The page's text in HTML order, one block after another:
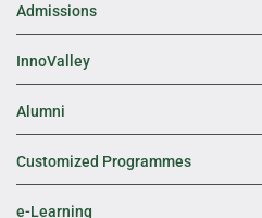
Admissions
InnoValley
Alumni
Customized Programmes
e-Learning